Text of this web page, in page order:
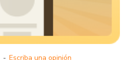
- Escriba una opinión